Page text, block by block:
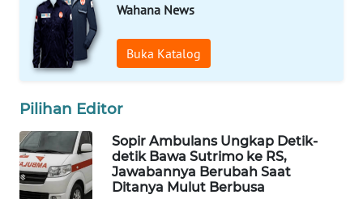
Wahana News
Buka Katalog
Pilihan Editor
Sopir Ambulans Ungkap Detik-
detik Bawa Sutrimo ke RS,
Jawabannya Berubah Saat
Ditanya Mulut Berbusa
WAHANA
SPORT
WAHANA
WAHANA
SELEB
WAHANA